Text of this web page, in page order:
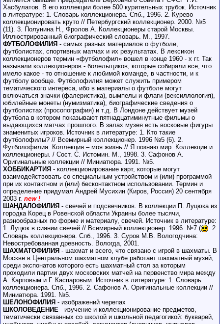
Хасбулатов. В его коллекции более 500 курительных трубок. Источник
в литературе: 1. Словарь коллекционера. Спб., 1996. 2. Курево
коллекционировать круто // Петербургский коллекционер. 2000. №5
(11). 3. Полунина Н., Фролов А. Коллекционеры старой Москвы.
Иллюстрированный биографический словарь. М., 1997.
ФУТБОЛОФИЛИЯ - самых разных материалов о футболе,
футболистах, спортивных матчах и их результатах. В лексикон
коллекционеров термин «футболофил» вошел в конце 1960 - х гг. Так
называли коллекционеров - болельщиков, которые собирали все, что
имело какое - то отношение к любимой команде, в частности, и к
футболу вообще. Футболофилия может служить примером
тематического интереса, ибо в материалы о футболе могут
включаться значки (фалеристика), вымпелы и флаги (вексиллология),
юбилейные монеты (нумизматика), биографические сведения о
футболистах (просопография) и т.д. В Лондоне действует музей
футбола в котором показывают пятнадцатиминутные фильмы о
выдающихся матчах прошлого. В залах музея есть восковые фигуры
знаменитых игроков. Источник в литературе: 1. Кто такие
футболофилы? // Всемирный коллекционер. 1996 №5 (6). 2.
Футболофилия. Коллекция – моя жизнь // Я познаю мир. Коллекции и
коллекционеры. / Сост. С. Истомин. М., 1998. 3. Сафонов А.
Оригинальные коллекции // Миниатюра. 1991. №5.
ХОББИКАРТИЯ - коллекционирование карт, которые могут
взаимодействовать со специальным устройством и (или) программой
при их контактном и (или) бесконтактном использовании. Термин и
определение придумал Андрей Мусихин (Киров, Россия) 20 сентября
2003 г. new !
ШАНДАЛОФИЛИЯ - свечей и подсвечников. В коллекции П. Луцюка из
городка Корец в Ровенской области Украины более тысячи,
разнообразных по форме и материалу, свечей. Источник в литературе:
1. Луцюк в сиянии свечей // Всемирный коллекционер. 1996. №7 (
. 2.
Словарь коллекционера. Спб., 1996. 3. Суров М.В. Вологодчина:
Невостребованная древность. Вологда, 2001.
ШАХМАТОФИЛИЯ - шахмат и всего, что связано с игрой в шахматы. В
Москве в Центральном шахматном клубе работает шахматный музей,
среди экспонатов которого есть шахматный стол за которым
проходили партии двух московских матчей на первенство мира между
А. Карповым и Г. Каспаровым. Источник в литературе: 1. Словарь
коллекционера. Спб., 1996. 2. Сафонов А. Оригинальные коллекции //
Миниатюра. 1991. №5.
ШЕЛОНОФИЛИЯ - изображений черепах
ШКОЛОВЕДЕНИЕ - изучение и коллекционирование предметов,
тематически связанных со школой и школьной педагогикой: букварей,